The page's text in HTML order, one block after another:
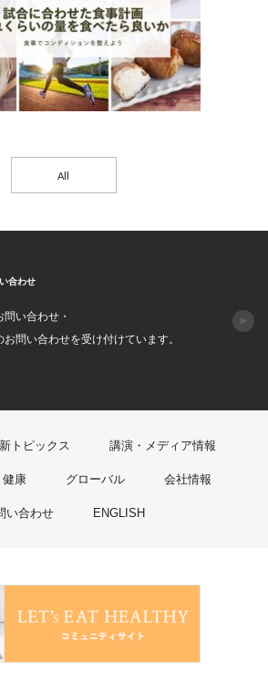
All
合わせ
い合わせ・
問い合わせを受け付けています。
トピックス 講演・メディア情報
健康 グローバル 会社情報
い合わせ ENGLISH